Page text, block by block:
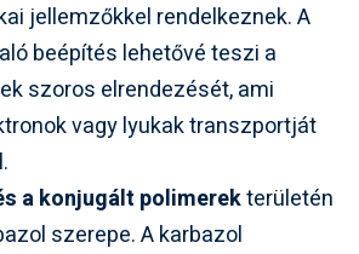
jellemzőkkel rendelkeznek. A
beépítés lehetővé teszi a
szoros elrendezését, ami
vagy lyukak transzportját
a konjugált polimerekterületén
szerepe. A karbazol